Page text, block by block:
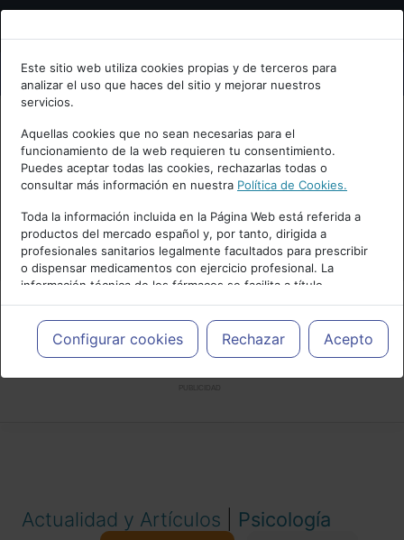
Bienvenid@ a psiquiatria.com
Escribe tu Email
Accede o regístrate con tu email.
Cancelar
Este sitio web utiliza cookies propias y de terceros para
analizar el uso que haces del sitio y mejorar nuestros
servicios.
Aquellas cookies que no sean necesarias para el
funcionamiento de la web requieren tu consentimiento.
Puedes aceptar todas las cookies, rechazarlas todas o
consultar más información en nuestra Política de Cookies.
Toda la información incluida en la Página Web está referida a
productos del mercado español y, por tanto, dirigida a
profesionales sanitarios legalmente facultados para prescribir
o dispensar medicamentos con ejercicio profesional. La
información técnica de los fármacos se facilita a título
meramente informativo, siendo responsabilidad de los
profesionales facultados prescribir medicamentos y decidir, en
cada caso concreto, el tratamiento más adecuado a las
necesidades del paciente.
Configurar cookies Rechazar Acepto
Actualidad y Artículos
Psicología